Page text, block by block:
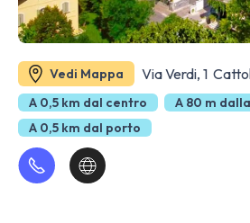
Vedi Mappa Via Verdi, 1
A 0,5 km dal centro
A 80 m
A 0,5 km dal porto